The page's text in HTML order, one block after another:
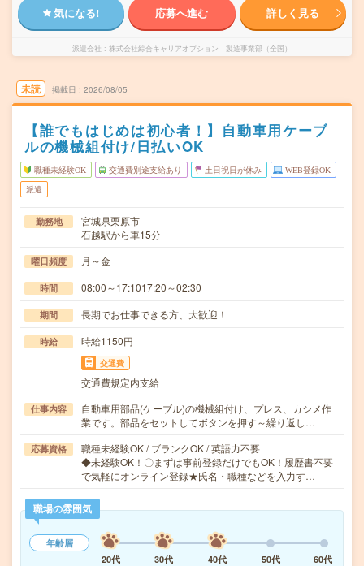
気になる! 応募へ進む 詳しく見る
派遣会社 株式会社綜合キャリアオプション 製造事業部（全国）
未読 掲載日 2026/08/05
【誰でもはじめは初心者！】自動車用ケーブ
ルの機械組付け/日払いOK
職種未経験OK 交通費別途支給あり 土日祝日が休み WEB登録OK
派遣
勤務地
宮城県栗原市
石越駅から車15分
曜日頻度 月～金
時間 08:00～17:1017:20～02:30
期間 長期でお仕事できる方、大歓迎！
時給 時給1150円
交通費
交通費規定内支給
仕事内容
自動車用部品(ケーブル)の機械組付け、プレス、カシメ作
業です。部品をセットしてボタンを押す～繰り返し…
応募資格
職種未経験OK / ブランクOK / 英語力不要
◆未経験OK！〇まずは事前登録だけでもOK！履歴書不要
で気軽にオンライン登録★氏名・職種などを入力す…
職場の雰囲気
年齢層
20代
30代 40代 50代 60代